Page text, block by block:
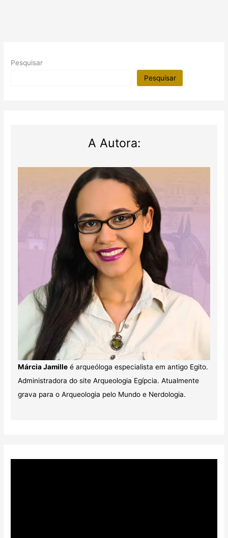
Pesquisar
Pesquisar
A Autora:
Márcia Jamilleé arqueóloga especialista em antigo Egito.
Administradora do site Arqueologia Egípcia. Atualmente
grava para o Arqueologia pelo Mundo e Nerdologia.